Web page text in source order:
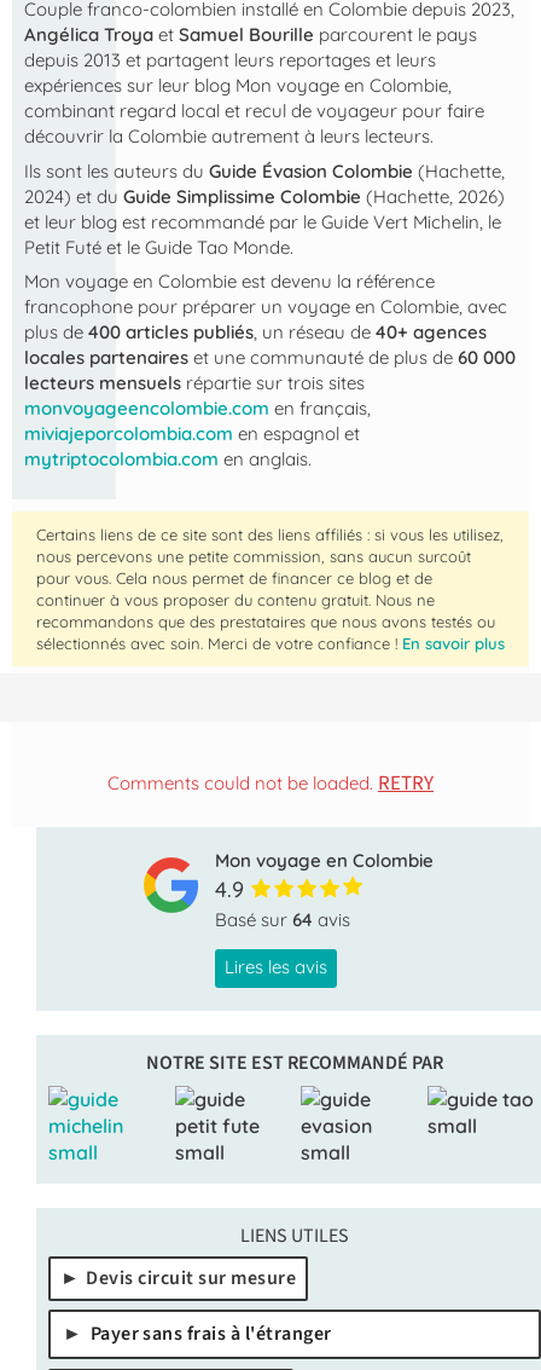
Couple franco-colombien installé en Colombie depuis 2023,
Angélica Troya et Samuel Bourille parcourent le pays
depuis 2013 et partagent leurs reportages et leurs
expériences sur leur blog Mon voyage en Colombie,
combinant regard local et recul de voyageur pour faire
découvrir la Colombie autrement à leurs lecteurs.
Ils sont les auteurs du Guide Évasion Colombie (Hachette,
2024) et du Guide Simplissime Colombie (Hachette, 2026)
et leur blog est recommandé par le Guide Vert Michelin, le
Petit Futé et le Guide Tao Monde.
Mon voyage en Colombie est devenu la référence
francophone pour préparer un voyage en Colombie, avec
plus de 400 articles publiés, un réseau de 40+ agences
locales partenaires et une communauté de plus de 60 000
lecteurs mensuels répartie sur trois sites
monvoyageencolombie.com en français,
miviajeporcolombia.com en espagnol et
mytriptocolombia.com en anglais.
Certains liens de ce site sont des liens affiliés : si vous les utilisez,
nous percevons une petite commission, sans aucun surcoût
pour vous. Cela nous permet de financer ce blog et de
continuer à vous proposer du contenu gratuit. Nous ne
recommandons que des prestataires que nous avons testés ou
sélectionnés avec soin. Merci de votre confiance ! En savoir plus
Comments could not be loaded. RETRY
Mon voyage en Colombie
4.9
Basé sur 64 avis
Lires les avis
NOTRE SITE EST RECOMMANDÉ PAR
LIENS UTILES
Devis circuit sur mesure
Payer sans frais à l'étranger